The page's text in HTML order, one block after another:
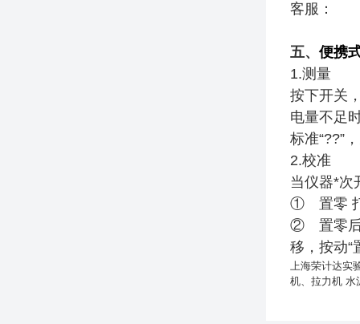
客服：
五、 便携
1.测量
按下开关
电量不足
标准“??”
2.校准
当仪器*次
① 置零 打
② 置零后
移，按动“
上海荣计达实
机、拉力机